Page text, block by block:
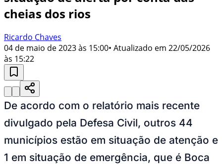
cheias dos rios
Ricardo Chaves
04 de maio de 2023 às 15:00• Atualizado em 22/05/2026
às 15:22
De acordo com o relatório mais recente
divulgado pela Defesa Civil, outros 44
municípios estão em situação de atenção e
1 em situação de emergência, que é Boca